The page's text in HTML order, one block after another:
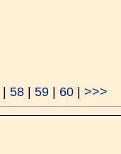
58 59 60 >>>